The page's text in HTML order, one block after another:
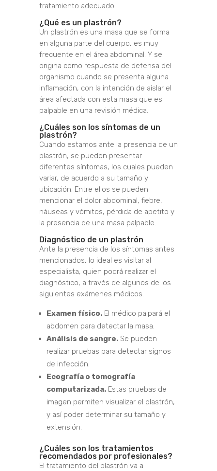
tratamiento adecuado.
¿Qué es un plastrón?
Un plastrón es una masa que se forma
en alguna parte del cuerpo, es muy
frecuente en el área abdominal. Y se
origina como respuesta de defensa del
organismo cuando se presenta alguna
inflamación, con la intención de aislar el
área afectada con esta masa que es
palpable en una revisión médica.
¿Cuáles son los síntomas de un
plastrón?
Cuando estamos ante la presencia de un
plastrón, se pueden presentar
diferentes síntomas, los cuales pueden
variar, de acuerdo a su tamaño y
ubicación. Entre ellos se pueden
mencionar el dolor abdominal, fiebre,
náuseas y vómitos, pérdida de apetito y
la presencia de una masa palpable.
Diagnóstico de un plastrón
Ante la presencia de los síntomas antes
mencionados, lo ideal es visitar al
especialista, quien podrá realizar el
diagnóstico, a través de algunos de los
siguientes exámenes médicos.
Examen físico.El médico palpará el
abdomen para detectar la masa.
Análisis de sangre.Se pueden
realizar pruebas para detectar signos
de infección.
Ecografía o tomografía
computarizada.Estas pruebas de
imagen permiten visualizar el plastrón,
y así poder determinar su tamaño y
extensión.
¿Cuáles son los tratamientos
recomendados por profesionales?
El tratamiento del plastrón va a